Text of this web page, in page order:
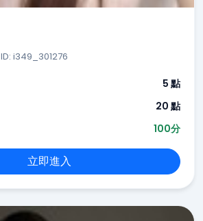
ID: i349_301276
5 點
20 點
100分
立即進入